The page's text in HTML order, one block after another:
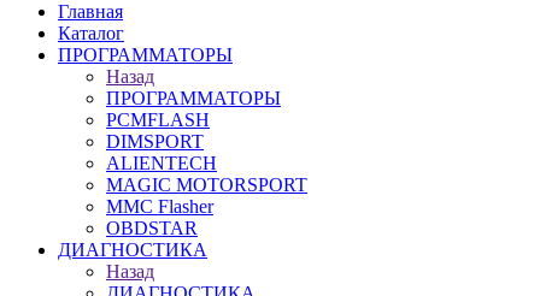
Главная
Каталог
ПРОГРАММАТОРЫ
Назад
ПРОГРАММАТОРЫ
PCMFLASH
DIMSPORT
ALIENTECH
MAGIC MOTORSPORT
MMC Flasher
OBDSTAR
ДИАГНОСТИКА
Назад